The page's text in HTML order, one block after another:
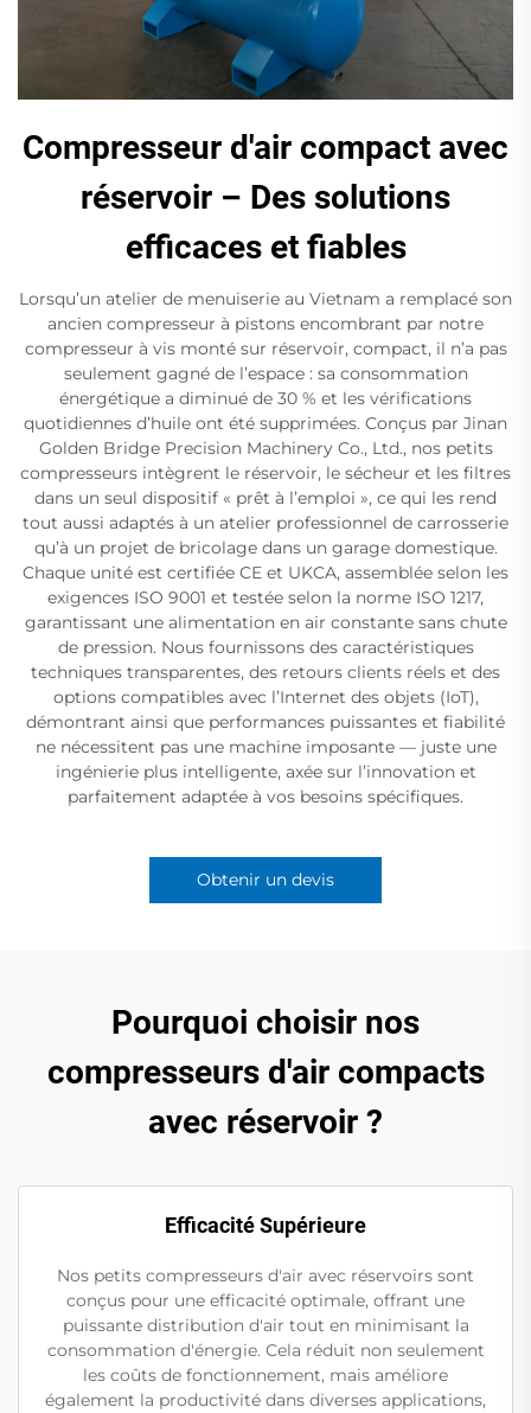
Compresseur d'air compact avec
réservoir – Des solutions
efficaces et fiables
Lorsqu’un atelier de menuiserie au Vietnam a remplacé son
ancien compresseur à pistons encombrant par notre
compresseur à vis monté sur réservoir, compact, il n’a pas
seulement gagné de l’espace : sa consommation
énergétique a diminué de 30 % et les vérifications
quotidiennes d’huile ont été supprimées. Conçus par Jinan
Golden Bridge Precision Machinery Co., Ltd., nos petits
compresseurs intègrent le réservoir, le sécheur et les filtres
dans un seul dispositif « prêt à l’emploi », ce qui les rend
tout aussi adaptés à un atelier professionnel de carrosserie
qu’à un projet de bricolage dans un garage domestique.
Chaque unité est certifiée CE et UKCA, assemblée selon les
exigences ISO 9001 et testée selon la norme ISO 1217,
garantissant une alimentation en air constante sans chute
de pression. Nous fournissons des caractéristiques
techniques transparentes, des retours clients réels et des
options compatibles avec l’Internet des objets (IoT),
démontrant ainsi que performances puissantes et fiabilité
ne nécessitent pas une machine imposante — juste une
ingénierie plus intelligente, axée sur l’innovation et
parfaitement adaptée à vos besoins spécifiques.
Obtenir un devis
Pourquoi choisir nos
compresseurs d'air compacts
avec réservoir ?
Efficacité Supérieure
Nos petits compresseurs d'air avec réservoirs sont
conçus pour une efficacité optimale, offrant une
puissante distribution d'air tout en minimisant la
consommation d'énergie. Cela réduit non seulement
les coûts de fonctionnement, mais améliore
également la productivité dans diverses applications,